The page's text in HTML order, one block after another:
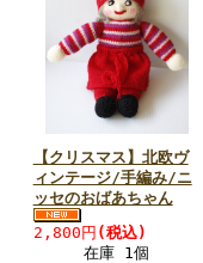
【クリスマス】北欧ヴ
ィンテージ/手編み/ニ
ッセのおばあちゃん
2,800円 (税込)
在庫 1個